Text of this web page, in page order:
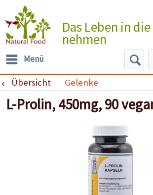
Das Leben in
nehmen
Menü
Übersicht Gelenke
L-Prolin, 450mg, 90